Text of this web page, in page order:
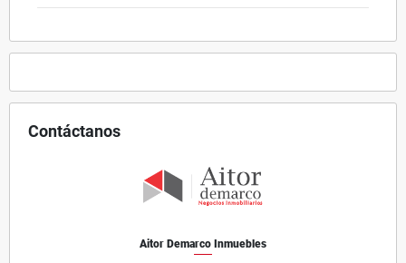
Contáctanos
Aitor Demarco Inmuebles